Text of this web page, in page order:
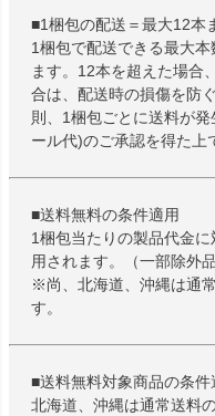
■1梱包の配送＝最大12本
1梱包で配送できる最大
ます。12本を超えた場合
合は、配送時の損傷を防
則、1梱包ごとに送料が
ール代)のご承認を得た上
■送料無料の条件適用
1梱包当たりの製品代金
用されます。（一部除外品
※尚、北海道、沖縄は通
す。
■送料無料対象商品の条件
北海道、沖縄は通常送料